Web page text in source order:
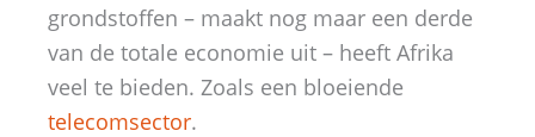
grondstoffen – maakt nog maar een derde
van de totale economie uit – heeft Afrika
veel te bieden. Zoals een bloeiende
telecomsector.